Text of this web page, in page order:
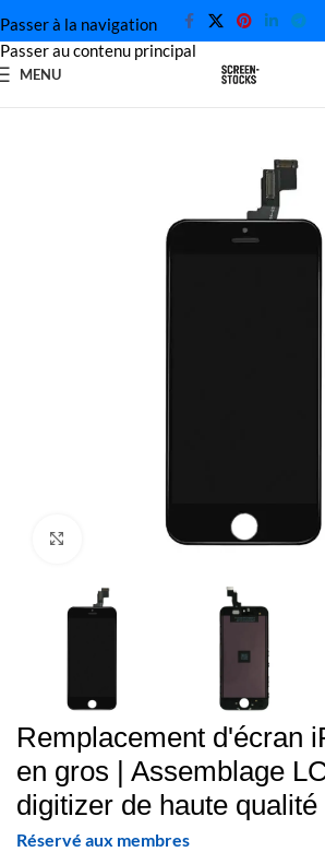
Passer à la navigation
Passer au contenu principal
MENU
Cliquez pour agrandir
Remplacement d'écran
en gros | Assemblage
digitizer de haute qualité
Réservé aux membres